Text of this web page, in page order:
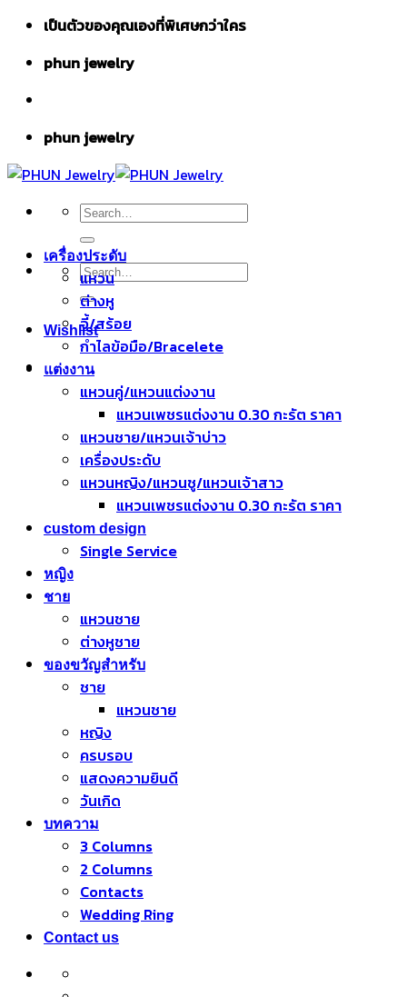
Skip
content
เป็นตัวของคุณเองที่พิเศษกว่าใคร
phun jewelry
phun jewelry
Search
for:
Search
for:
Wishlist
เครื่องประดับ
แหวน
ต่างหู
จี้/สร้อย
กำไลข้อมือ/Bracelete
แต่งงาน
แหวนคู่/แหวนแต่งงาน
แหวนเพชรแต่งงาน 0.30 กะรัต ราคา
แหวนชาย/แหวนเจ้าบ่าว
เครื่องประดับ
แหวนหญิง/แหวนชู/แหวนเจ้าสาว
แหวนเพชรแต่งงาน 0.30 กะรัต ราคา
custom design
Single Service
หญิง
ชาย
แหวนชาย
ต่างหูชาย
ของขวัญสำหรับ
ชาย
แหวนชาย
หญิง
ครบรอบ
แสดงความยินดี
วันเกิด
บทความ
3 Columns
2 Columns
Contacts
Wedding Ring
Contact us